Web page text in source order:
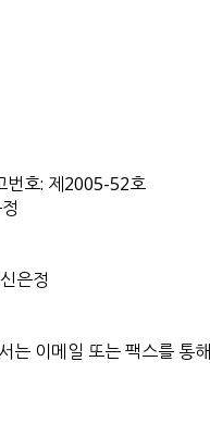
호: 제2005-52호
은정
는 이메일 또는 팩스를 통